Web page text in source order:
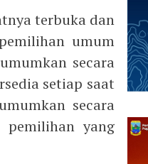
terbuka dan
umum
secara
setiap saat
secara
yang